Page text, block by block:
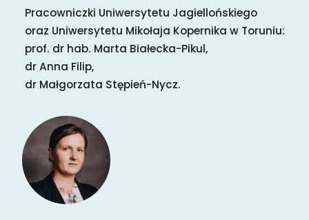
Pracowniczki Uniwersytetu Jagiellońskiego
oraz Uniwersytetu Mikołaja Kopernika w Toruniu:
prof. dr hab. Marta Białecka-Pikul,
dr Anna Filip,
dr Małgorzata Stępień-Nycz.